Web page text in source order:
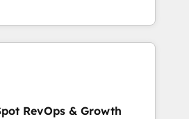
développement des revenus
En France et à
avec des ETI
digitale et des
et de méthodologie RevOps
RevOps & Growth